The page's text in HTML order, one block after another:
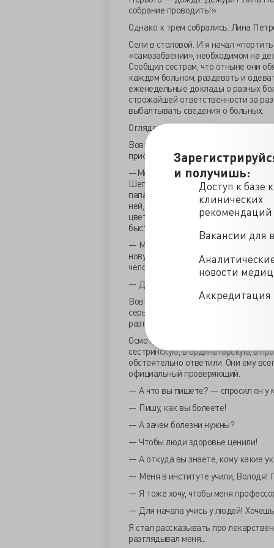
и получишь:
Доступ к базе
клинических
рекомендаций
Вакансии для
новости
Аккредитация
собрание проводить!»
Однако к трем собрались. Лина
Сели в столовой. И я начал
«самозабвении», необходимом на
Сообщил сестрам, что отныне они
каждом больном, раздевать и
еженедельные доклады о разных
строжайшей ответственности за
выбалтывать сведения о больных.
Оглядел «своих». Притихли.
Вовка освоился быстро. С Линой
присматривался, словно оценивал —
—Моя сестра Оксанка — хитрая, как
Шепчется с ней, хихикает. А про
папа тоже забыл. Он только
ней, разговаривает. Все
цветов нашей маме не приносил.
быстро забывают того, кто умер?..
— Мне кажется, ты не прав, —
новую маму сердиться не надо. Она
человек, раз ее папа и Оксанка
— Думаете?.. — глянул мальчик
Вовка — очень серьезный мужичок.
серьезности, то ли Вовка от
разглядывает. Встанет и стоит. А
Осмотрел каждый рисунок на стене,
сестринскую, в ординаторскую, в
обстоятельно ответили. Они ему
официальный проверяющий.
— А что вы пишете? — спросил он у
— Пишу, как вы болеете!
— А зачем болезни нужны?
— Чтобы люди здоровье ценили!
— А откуда вы знаете, кому какие
— Меня в институте учили, Володя!
— Я тоже хочу, чтобы меня
— Для начала учись у людей!
Я стал рассказывать про
разглядывал меня...